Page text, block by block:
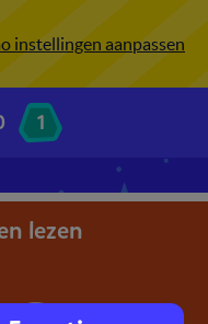
instellingen aanpassen
1
lezen